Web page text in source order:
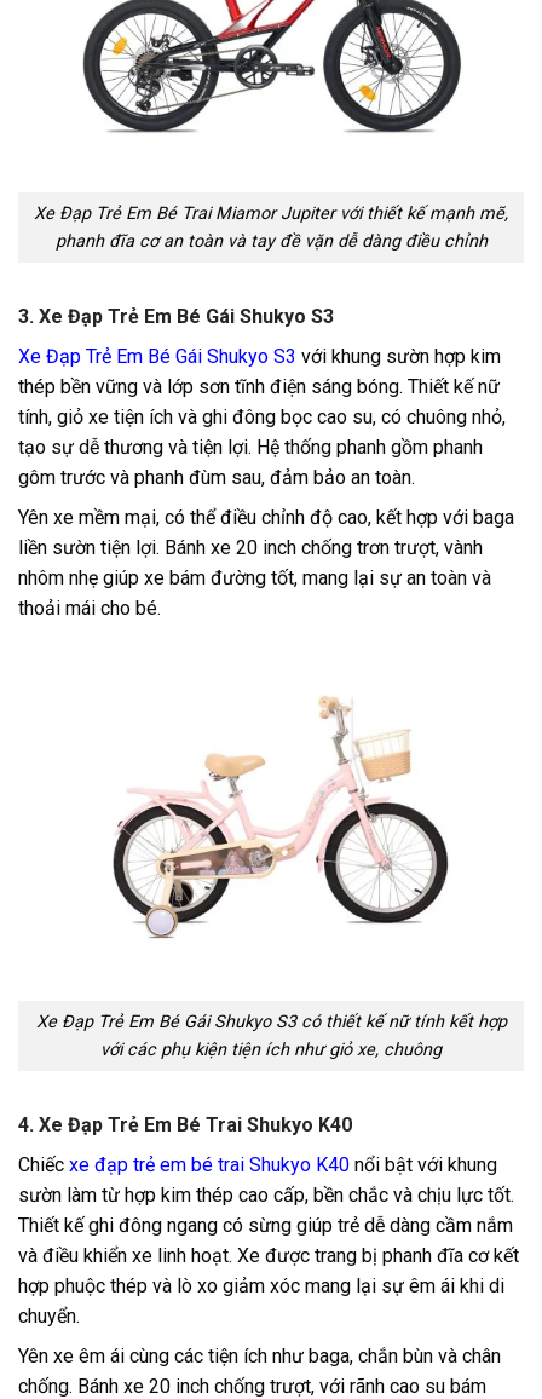
Xe Đạp Trẻ Em Bé Trai Miamor Jupiter với thiết kế mạnh mẽ,
phanh đĩa cơ an toàn và tay đề vặn dễ dàng điều chỉnh
3. Xe Đạp Trẻ Em Bé Gái Shukyo S3
Xe Đạp Trẻ Em Bé Gái Shukyo S3 với khung sườn hợp kim
thép bền vững và lớp sơn tĩnh điện sáng bóng. Thiết kế nữ
tính, giỏ xe tiện ích và ghi đông bọc cao su, có chuông nhỏ,
tạo sự dễ thương và tiện lợi. Hệ thống phanh gồm phanh
gôm trước và phanh đùm sau, đảm bảo an toàn.
Yên xe mềm mại, có thể điều chỉnh độ cao, kết hợp với baga
liền sườn tiện lợi. Bánh xe 20 inch chống trơn trượt, vành
nhôm nhẹ giúp xe bám đường tốt, mang lại sự an toàn và
thoải mái cho bé.
Xe Đạp Trẻ Em Bé Gái Shukyo S3 có thiết kế nữ tính kết hợp
với các phụ kiện tiện ích như giỏ xe, chuông
4. Xe Đạp Trẻ Em Bé Trai Shukyo K40
Chiếc xe đạp trẻ em bé trai Shukyo K40 nổi bật với khung
sườn làm từ hợp kim thép cao cấp, bền chắc và chịu lực tốt.
Thiết kế ghi đông ngang có sừng giúp trẻ dễ dàng cầm nắm
và điều khiển xe linh hoạt. Xe được trang bị phanh đĩa cơ kết
hợp phuộc thép và lò xo giảm xóc mang lại sự êm ái khi di
chuyển.
Yên xe êm ái cùng các tiện ích như baga, chắn bùn và chân
chống. Bánh xe 20 inch chống trượt, với rãnh cao su bám